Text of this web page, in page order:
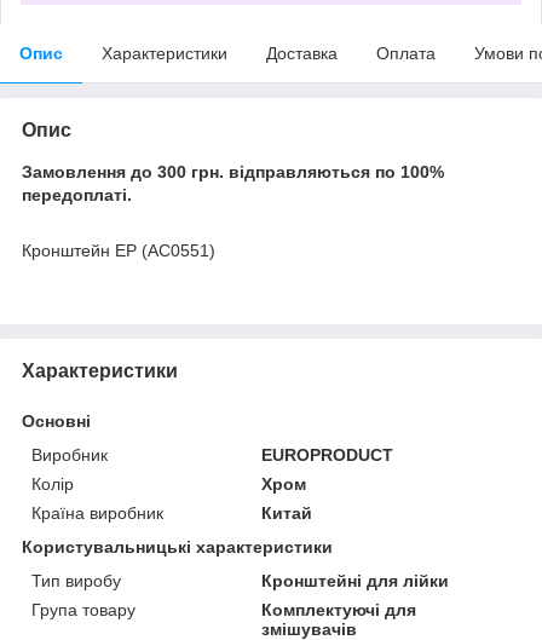
Опис Характеристики Доставка Оплата Умови
Опис
Замовлення до 300 грн. відправляються по 100%
передоплаті.
Кронштейн EP (AC0551)
Характеристики
Основні
Виробник
EUROPRODUCT
Колір
Хром
Країна виробник
Китай
Користувальницькі характеристики
Тип виробу
Кронштейні для лійки
Група товару
Комплектуючі для
змішувачів